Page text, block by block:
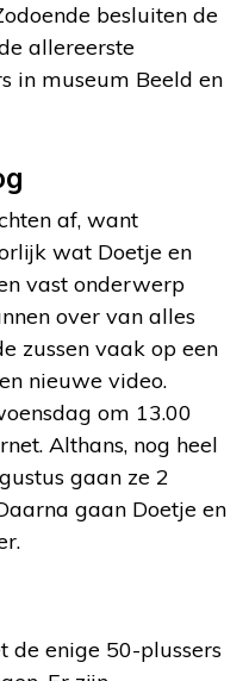
besluiten de
allereerste
in museum Beeld en
af, want
wat Doetje en
vast onderwerp
over van alles
zussen vaak op een
nieuwe video.
om 13.00
Althans, nog heel
gaan ze 2
gaan Doetje en
de enige 50-plussers